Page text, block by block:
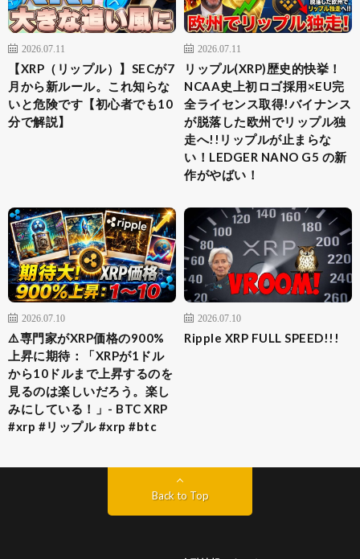
2026.07.11
【XRP（リップル）】SECが7
月から新ルール。これ知らな
いと危険です【初心者でも10
分で解説】
2026.07.11
リップル(XRP)歴史的快挙！
NCAA史上初ロゴ採用×EU完
全ライセンス取得!バイナンス
が脱落した欧州でリップル独
走へ!!リップルが止まらな
い！LEDGER NANO G5 の新
作がやばい！
2026.07.10
⚠️専門家がXRP価格の900%
上昇に期待：「XRPが1ドル
から10ドルまで上昇するのを
見るのは楽しいだろう。楽し
みにしている！」- BTC XRP
#xrp #リップル #xrp #btc
2026.07.10
Ripple XRP FULL SPEED!!!
Back to Top